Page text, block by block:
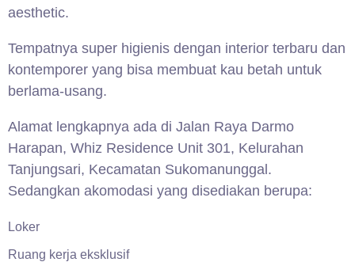
aesthetic.
Tempatnya super higienis dengan interior terbaru dan
kontemporer yang bisa membuat kau betah untuk
berlama-usang.
Alamat lengkapnya ada di Jalan Raya Darmo
Harapan, Whiz Residence Unit 301, Kelurahan
Tanjungsari, Kecamatan Sukomanunggal.
Sedangkan akomodasi yang disediakan berupa:
Loker
Ruang kerja eksklusif